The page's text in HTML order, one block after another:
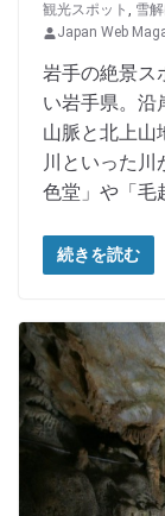
観光スポット , 雪
Japan Web
岩手の絶景ス
い岩手県。沿
山脈と北上山
川といった川
色堂」や「毛
続きを読む